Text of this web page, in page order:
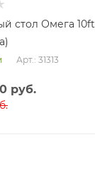
стол Омега 10ft
Арт.: 31313
руб.